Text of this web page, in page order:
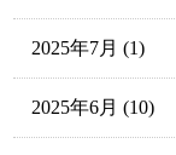
2025年7月 (1)
2025年6月 (10)